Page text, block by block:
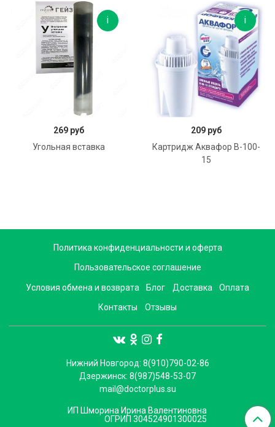
269 руб
В корзину
Угольная вставка
209 руб
В корзину
Картридж Аквафор В-100-
15
Политика конфиденциальности и оферта
Пользовательское соглашение
Условия обмена и возврата Блог Доставка Оплата
Контакты Отзывы
Нижний Новгород: 8(910)790-02-86
Дзержинск: 8(987)548-53-07
mail@doctorplus.su
ИП Шморина Ирина Валентиновна
ОГРИП 304524901300025